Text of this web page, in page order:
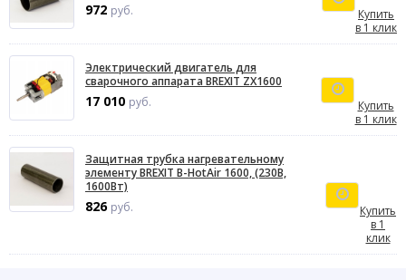
972 руб.
Купить
в 1 клик
Электрический двигатель для
сварочного аппарата BREXIT ZX1600
17 010 руб.
Купить
в 1 клик
Защитная трубка нагревательному
элементу BREXIT B-HotAir 1600, (230В,
1600Вт)
826 руб.
Купить
в 1
клик